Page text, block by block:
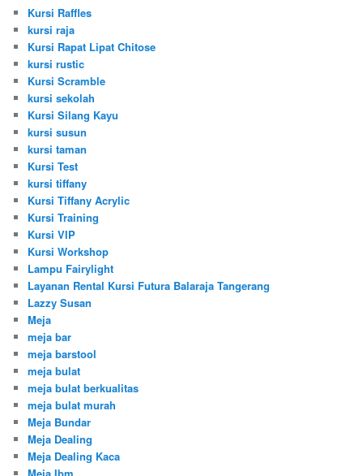
Kursi Raffles
kursi raja
Kursi Rapat Lipat Chitose
kursi rustic
Kursi Scramble
kursi sekolah
Kursi Silang Kayu
kursi susun
kursi taman
Kursi Test
kursi tiffany
Kursi Tiffany Acrylic
Kursi Training
Kursi VIP
Kursi Workshop
Lampu Fairylight
Layanan Rental Kursi Futura Balaraja Tangerang
Lazzy Susan
Meja
meja bar
meja barstool
meja bulat
meja bulat berkualitas
meja bulat murah
Meja Bundar
Meja Dealing
Meja Dealing Kaca